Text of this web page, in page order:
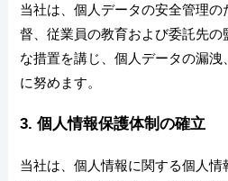
当社は、個人データの安全管理
督、従業員の教育および委託先の
な措置を講じ、個人データの漏洩
に努めます。
3. 個人情報保護体制の確立
当社は、個人情報に関する個人